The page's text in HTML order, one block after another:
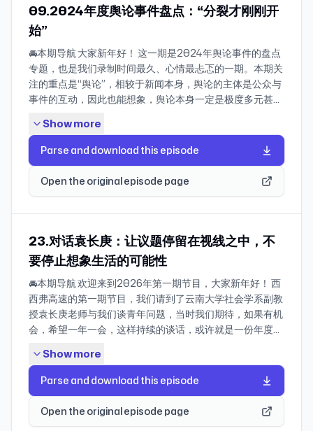
疾病、亲人的死亡这些共同经验中。与此同时，它们寻求改
变社会和文化上的等级差异，质疑男性目光对世界的统治。
通过这种方式，它们有助于实现我自己对文学的期许：带来
更多的认知和更多的自由。 ——安妮·埃尔诺 话题一 李清照：
一个女人的心灵史 04:18 李清照其人其事：书香门第、金石
情深、国破家亡 11:42 南宋版“如何抑制女性写作” 15:43 要理
解李清照的心灵史，困难重重：为什么评论女作家的作品
在她去世后的几百年里有一个漫长的接受史的变化 35:06 理
解李清照心灵之一：她对写作全情投入，为词立标，有极大
的目标和野心 41:59 理解李清照心灵之二：她的政治思辨性
与洞察力，且有谈论它的雌心壮志 48:36 理解李清照心灵之
三：她谈论离异与家暴，将女性经验置于公共空间
01:20:08 李清照的一个元宵节 话题二 女作家们，广阔的心
灵探索 01:26:59 丁玲：女性与革命 01:33:25 写于1942年的
《“三八节”有感》 01:42:27 萧红：风物与土地 01:54:24 “只
要飞，但同时觉得，我会掉下来” 01:58:18 安妮埃尔诺：个
人的，即是政治的 02:02:12 “这个冒着风险说出一切
的‘我’，除了理解和分享之外，没有其他的顾虑” 02:10:56
赫塔·米勒：政治的，也是个人的 02:12:07 “每一句话语都坐
着别的眼睛” 话题三 面向现代与未来，我们可能经历的心灵
之旅 02:17:23 《82年生的金智英》《素食者》：我的痛苦
有名字吗？ 02:23:44 《世界上最糟糕的人》《爱的暂停
键》：更理想的性别平等环境里，女性心灵挣扎是什么？
02:32:29 《同乐者》：女性在拯救世界前的心灵探索是什
么？ ⛽本期加油站 书籍 《九诗心》《才女之累》 《如何抑
年的快速发展，我们实践着一种实用主义的历史智慧，前面
的大时代向我们允诺了一些东西，而我们以急行军的姿态去
完成这种跃迁，以时间换取空间。在这个过程中，我们很少
停下来去看究竟发生了什么，也很少去想我们的社会空间、
家庭空间和心理空间是否出现了需要修补的裂隙和伤痕，时
代的成果是否真的能够弥补青年成长过程中的缺失。历史给
我们留下了丰富的遗产，同时也留下了亟待解决的“债务”。
天”的某种许诺，而对当下产生了一种咬定不放松的态度。
年轻一代对具体的历史知识冷感，但对时间的感知又异常敏
锐。生活也同样，他们对未来兴趣索然，但对“历史债务”穷
追不舍，比如对原生家庭的追责、父权教化的解体、断亲、
重新养育自己等等，而那些被忽视的情感需求又通过流行文
场。他们“寂静”，更有自己的“热闹”，捍卫私人生活中不可
侵犯的边界与想象。 过去十年，对于青年的研究也成为学界
关注的焦点。从《我的二本学生》《小镇做题家》《县中的
孩子》到《学神》，学者关注不同阶级、地域的青年议题。
我们还聊了聊媒介对年轻一代的影响，当过剩的信息和观点
涌入校园，学生乃至老师都面临着变革与挑战，一种新的大
学课堂和教育方式亟需产生。最后，我们分享了个人生活中
道算不算经验的东西，我觉得你年轻时候认定不碰的东西，
你就别碰它，就不管现在你付出什么样的代价，你就别碰
它，你会发现这事特别邪乎，一开始的时候别人都说你轴，
都说你不识抬举，都说你不理智，但是这个事儿一定会变成
人生中滋养你的一个的东西，哪怕你确实因为这个损失了很
09.2024年度舆论事件盘点：“分裂才刚刚开
始”
🚘本期导航 大家新年好！ 这一期是2024年舆论事件的盘点
专题，也是我们录制时间最久、心情最忐忑的一期。本期关
注的重点是“舆论”，相较于新闻本身，舆论的主体是公众与
事件的互动，因此也能想象，舆论本身一定是极度多元甚至
关注的舆论事件，并进行了主题分类，总共分两大部分，第
一部分七个章节，主要是事件盘点，我们为每个章节取了一
个小标题，有的严肃，有的带有一定的调侃意味，不是严谨
的分类。第二部分是跳出这些事件外，我们的一些观察。这
些事件中，有的已经过去了一整年，有的才刚刚发生，我们
了一个“无限舆论地狱”，而当你开始收听这期节目，则很像
另一档韩综《思想验证区域》，每一个舆论事件有不同的光
谱和象限，与其去“审判他人”，我们可以在这些事件中去观
察自身的政治倾向、情感位置和道德判断。 对于很多问题，
我们也没有答案，会以提出问题的方式来保持开放性，保持
思考。新的一年，希望我们都不被网暴，也不被流量吃掉。
第一部分 2024年舆论盘点 第一章【动物庄园】 04:27 猫一
设置的失效 第二章【月薪三千】 30:27 事件梳理：董宇辉
与东方甄选；百度副总裁璩静短视频争议事件；王红权星等
多名炫富网红被封号；羊毛月事件；李明德事件 37:00 舆论
观察：打工人资本家二象性 第三章【“人民的名义”】 52:23
农夫山泉事件梳理和传播节点 56:13 舆论观察：沉默螺旋 第
Show more
Parse and download this episode
Open the original episode page
23.对话袁长庚：让议题停留在视线之中，不
要停止想象生活的可能性
🚘本期导航 欢迎来到2026年第一期节目，大家新年好！ 西
西弗高速的第一期节目，我们请到了云南大学社会学系副教
授袁长庚老师与我们谈青年问题，当时我们期待，如果有机
会，希望一年一会，这样持续的谈话，或许就是一份年度记
年的观察记录。谈话分为三部分，第一部分是对2024年青
年问题的延续观察，代际之间的摩擦冲突不再是观念之争，
而成为普遍的日常状态，显露出巨大的价值和表述的断裂；
青年的提问不再指向具体的问题，而体现出对于意义感的强
烈追寻，“我应该怎么过好这一生？” 上一次谈话时，AI刚
Show more
Parse and download this episode
Open the original episode page